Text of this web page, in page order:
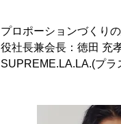
プロポーションづくり
役社長兼会長：徳田 充
SUPREME.LA.LA.(プラ